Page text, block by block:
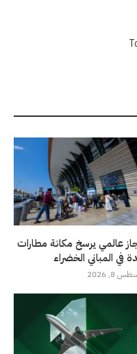
عالمي يرسخ مكانة مطارات
في المباني الخضراء
8, 2026